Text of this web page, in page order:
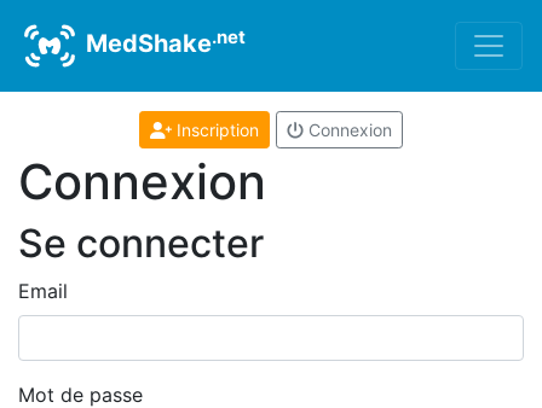
MedShake.net
Inscription Connexion
Connexion
Se connecter
Email
Mot de passe